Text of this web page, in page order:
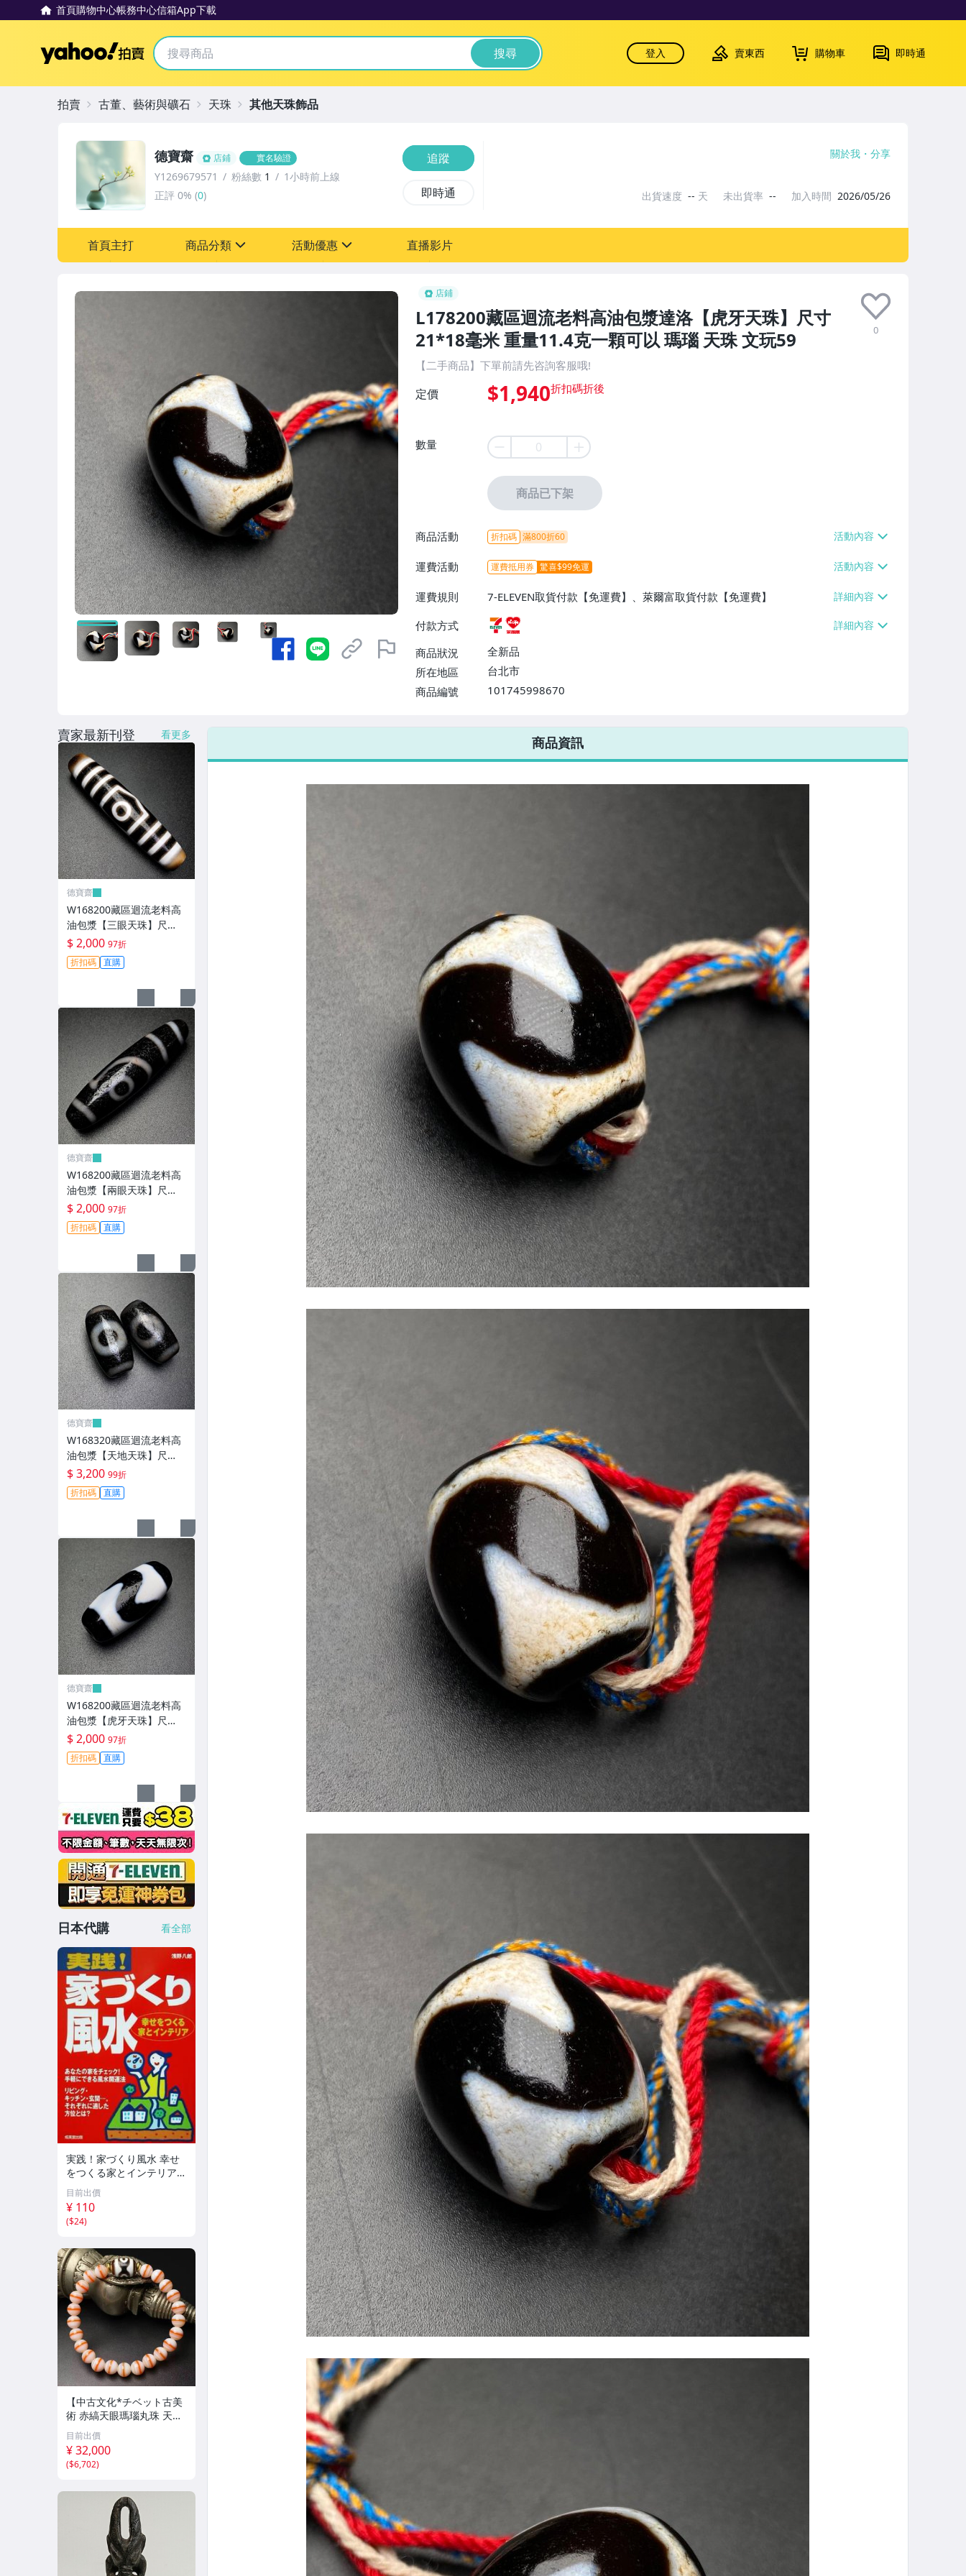
首頁購物中心帳務中心信箱App下載
Yahoo拍賣 搜尋 登入 賣東西 購物車 即時通
店鋪
L178200藏區迴流老料高油包漿達洛【虎牙天珠】尺寸
21*18毫米 重量11.4克一顆可以 瑪瑙 天珠 文玩59
0
【二手商品】下單前請先咨詢客服哦!
定價 $1,940
數量
商品已下架
商品活動 折扣碼 滿800折60
運費活動 運費抵用券 驚喜$99免運
運費規則
7-ELEVEN取貨付款【免運費】、萊爾富取貨付款【免運費】
付款方式
商品狀況
全新品
所在地區
台北市
商品編號
101745998670
7-ELEVEN 運費只要38元
不限金額、筆數，筆筆優惠無限次！
德寶齋 店鋪 實名驗證
Y1269679571 粉絲數 1
1小時前上線
正評 0% (0)
追蹤
即時通
關於我 分享
出貨速度 -- 天 未出貨率 -- 加入時間 2026/05/26
首頁主打 商品分類 活動優惠 直播影片
拍賣 古董、藝術與礦石 天珠 其他天珠飾品
商品資訊
賣家最新刊登 看更多
德寶齋
W168200藏區迴流老料高
油包漿【三眼天珠】尺
寸：58*13毫米 重量15.2
克馬蹄清紋晰 天珠 瑪瑙 文
玩【德寶齋】499
$ 2,000 97折
折扣碼 直購
德寶齋
W168200藏區迴流老料高
油包漿【兩眼天珠】尺
寸：48*12毫米 重量11克
圖騰清晰流暢 天珠 瑪瑙 文
玩【德寶齋】498
$ 2,000 97折
折扣碼 直購
德寶齋
W168320藏區迴流老料高
油包漿【天地天珠】尺
寸：21*11毫米 重量8.3克
天圓地方， 天珠 瑪瑙 文玩
【德寶齋】999
$ 3,200 99折
折扣碼 直購
德寶齋
W168200藏區迴流老料高
油包漿【虎牙天珠】尺
寸：30*13毫米 重量8.8克
一顆可以改 天珠 瑪瑙 文玩
【德寶齋】497
$ 2,000 97折
折扣碼 直購
日本代購 看全部
実践！家づくり風水 幸せ
をつくる家とインテリア/
浅野八郎(著者)
目前出價
¥ 110
($24)
【中古文化*チベット古美
術 赤縞天眼瑪瑙丸珠 天地
天珠組み合わせブレスレッ
ト 縞瑪瑙 古玩 アンティー
ク お守り コレクション 腕
輪 】
目前出價
¥ 32,000
($6,702)